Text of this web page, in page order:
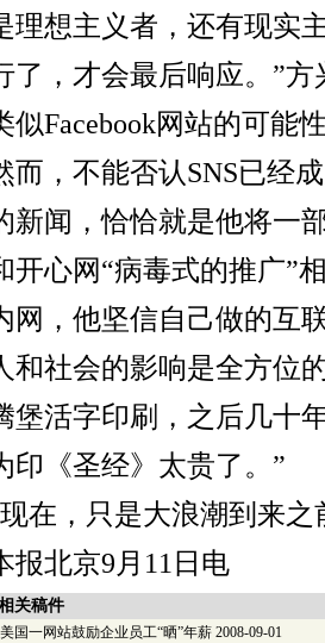
理想主义者，还有现实
了，才会最后响应。”
似Facebook网站的可能
，不能否认SNS已经
新闻，恰恰就是他将一
心网“病毒式的推广”
网，他坚信自己做的互
和社会的影响是全方位
堡活字印刷，之后几
印《圣经》太贵了。”
在，只是大浪潮到来之
北京9月11日电
关稿件
美国一网站鼓励企业员工“晒”年薪 2008-09-01